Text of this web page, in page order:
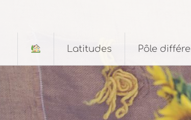
principal
Latitudes Pôle